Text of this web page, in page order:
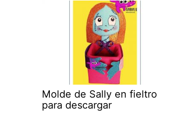
Molde de Sally en fieltro
para descargar